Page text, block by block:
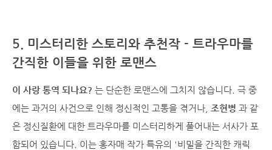
5. 미스터리한 스토리와 추천작 - 트라우마를
간직한 이들을 위한 로맨스
이 사랑 통역 되나요? 는 단순한 로맨스에 그치지 않습니다. 극 중
에는 과거의 사건으로 인해 정신적인 고통을 겪거나, 조현병 과 같
은 정신질환에 대한 트라우마를 미스터리하게 풀어내는 서사가 포
함되어 있습니다. 이는 홍자매 작가 특유의 '비밀을 간직한 캐릭